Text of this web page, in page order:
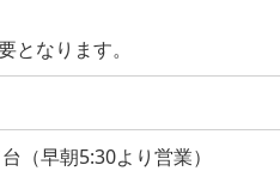
なります。
（早朝5:30より営業）